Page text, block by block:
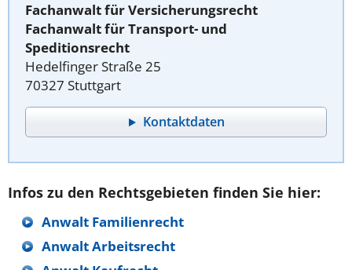
Fachanwalt für Versicherungsrecht
Fachanwalt für Transport- und
Speditionsrecht
Hedelfinger Straße 25
70327 Stuttgart
Kontaktdaten
Infos zu den Rechtsgebieten finden Sie hier:
Anwalt Familienrecht
Anwalt Arbeitsrecht